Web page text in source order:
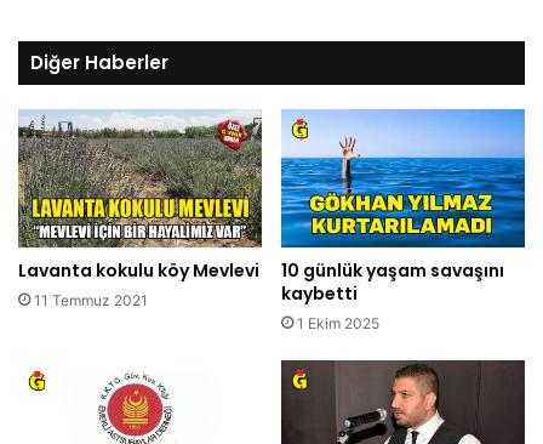
Diğer Haberler
Lavanta kokulu köy Mevlevi
11 Temmuz 2021
10 günlük yaşam savaşını
kaybetti
1 Ekim 2025